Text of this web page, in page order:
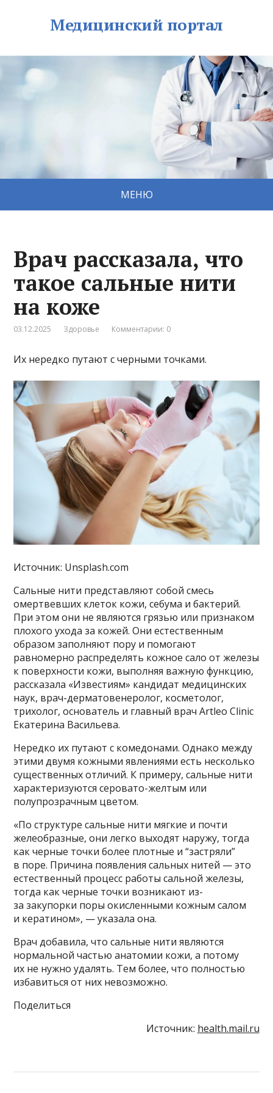
Медицинский портал
МЕНЮ
Врач рассказала, что
такое сальные нити
на коже
03.12.2025 Здоровье Комментарии: 0
Их нередко путают с черными точками.
Источник: Unsplash.com
Сальные нити представляют собой смесь
омертвевших клеток кожи, себума и бактерий.
При этом они не являются грязью или признаком
плохого ухода за кожей. Они естественным
образом заполняют пору и помогают
равномерно распределять кожное сало от железы
к поверхности кожи, выполняя важную функцию,
рассказала «Известиям» кандидат медицинских
наук, врач-дерматовенеролог, косметолог,
трихолог, основатель и главный врач Artleo Clinic
Екатерина Васильева.
Нередко их путают с комедонами. Однако между
этими двумя кожными явлениями есть несколько
существенных отличий. К примеру, сальные нити
характеризуются серовато-желтым или
полупрозрачным цветом.
«По структуре сальные нити мягкие и почти
желеобразные, они легко выходят наружу, тогда
как черные точки более плотные и “застряли”
в поре. Причина появления сальных нитей — это
естественный процесс работы сальной железы,
тогда как черные точки возникают из-
за закупорки поры окисленными кожным салом
и кератином», — указала она.
Врач добавила, что сальные нити являются
нормальной частью анатомии кожи, а потому
их не нужно удалять. Тем более, что полностью
избавиться от них невозможно.
Поделиться
Источник: health.mail.ru